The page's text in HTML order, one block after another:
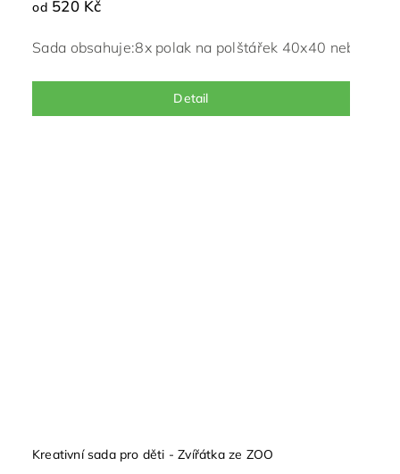
od 520 Kč
Detail
Sada obsahuje:8x polak na polštářek 40x40 nebo
Kreativní sada pro děti - Zvířátka ze ZOO